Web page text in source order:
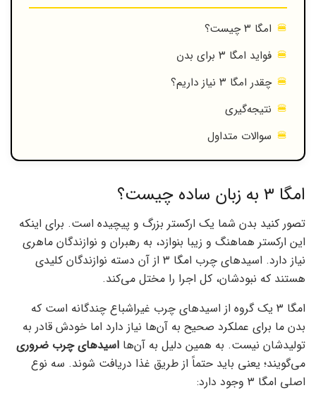
امگا ۳ چیست؟
فواید امگا ۳ برای بدن
چقدر امگا ۳ نیاز داریم؟
نتیجه‌گیری
سوالات متداول
امگا ۳ به زبان ساده چیست؟
تصور کنید بدن شما یک ارکستر بزرگ و پیچیده است. برای اینکه
این ارکستر هماهنگ و زیبا بنوازد، به رهبران و نوازندگان ماهری
نیاز دارد. اسیدهای چرب امگا ۳ از آن دسته نوازندگان کلیدی
هستند که نبودشان، کل اجرا را مختل می‌کند.
امگا ۳ یک گروه از اسیدهای چرب غیراشباع چندگانه است که
بدن ما برای عملکرد صحیح به آن‌ها نیاز دارد اما خودش قادر به
تولیدشان نیست. به همین دلیل به آن‌ها اسیدهای چرب ضروری
می‌گویند؛ یعنی باید حتماً از طریق غذا دریافت شوند. سه نوع
اصلی امگا ۳ وجود دارد: